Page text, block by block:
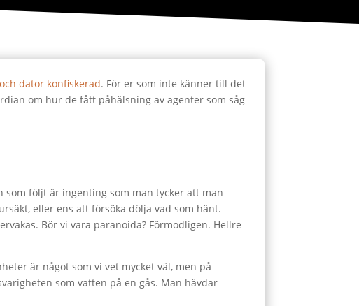
dator konfiskerad. För er som inte känner till det
om hur de fått påhälsning av agenter som såg
som följt är ingenting som man tycker att man
eller ens att försöka dölja vad som hänt.
Bör vi vara paranoida? Förmodligen. Hellre
är något som vi vet mycket väl, men på
som vatten på en gås. Man hävdar